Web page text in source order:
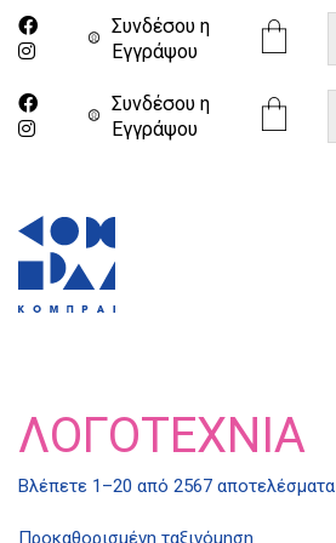
Συνδέσου η
Eγγράψου
Συνδέσου η
Eγγράψου
ΛΟΓΟΤΕΧΝΊΑ
Βλέπετε 1–20 από 2567 αποτελέσματα
Προκαθορισμένη ταξινόμηση